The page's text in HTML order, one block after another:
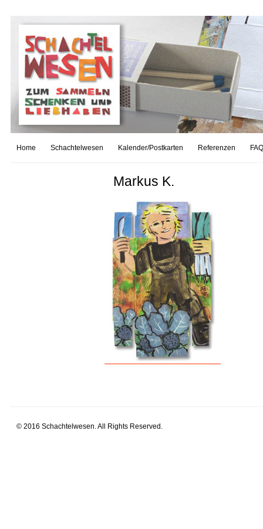
Home Schachtelwesen Kalender/Postkarten Referenzen
Markus K.
© 2016 Schachtelwesen. All Rights Reserved.